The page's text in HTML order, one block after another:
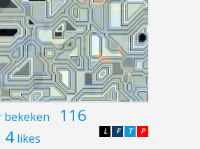
bekeken 116
4 likes P
T
F
L